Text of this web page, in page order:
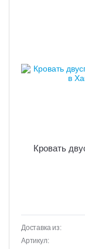
Кровать
Доставка из:
Артикул: